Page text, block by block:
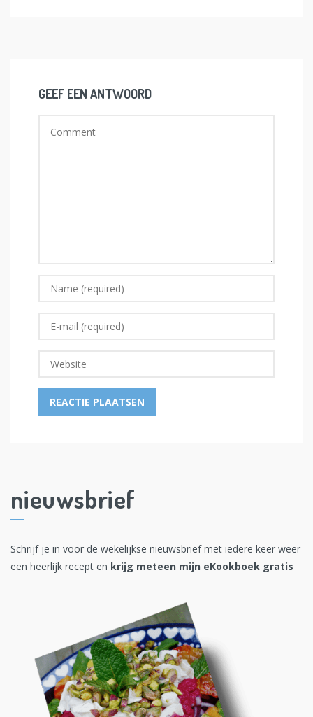
GEEF EEN ANTWOORD
nieuwsbrief
Schrijf je in voor de wekelijkse nieuwsbrief met iedere keer weer
een heerlijk recept en krijg meteen mijn eKookboek gratis